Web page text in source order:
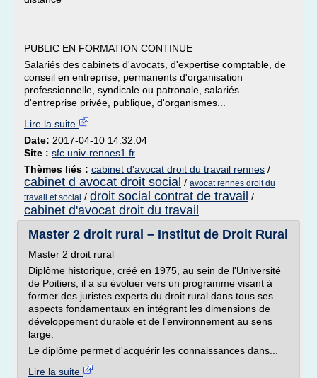
PUBLIC EN FORMATION CONTINUE
Salariés des cabinets d'avocats, d'expertise comptable, de
conseil en entreprise, permanents d'organisation
professionnelle, syndicale ou patronale, salariés
d'entreprise privée, publique, d'organismes...
Lire la suite
Date: 2017-04-10 14:32:04
Site : sfc.univ-rennes1.fr
Thèmes liés : cabinet d'avocat droit du travail rennes /
cabinet d avocat droit social / avocat rennes droit du
travail et social / droit social contrat de travail /
cabinet d'avocat droit du travail
Master 2 droit rural – Institut de Droit Rural
Master 2 droit rural
Diplôme historique, créé en 1975, au sein de l'Université
de Poitiers, il a su évoluer vers un programme visant à
former des juristes experts du droit rural dans tous ses
aspects fondamentaux en intégrant les dimensions de
développement durable et de l'environnement au sens
large.
Le diplôme permet d'acquérir les connaissances dans...
Lire la suite